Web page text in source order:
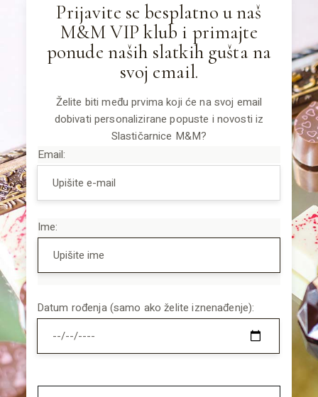
Prijavite se besplatno u naš
M&M VIP klub i primajte
ponude naših slatkih gušta na
svoj email.
Želite biti među prvima koji će na svoj email
dobivati personalizirane popuste i novosti iz
Slastičarnice M&M?
Email:
Ime:
Datum rođenja (samo ako želite iznenađenje):